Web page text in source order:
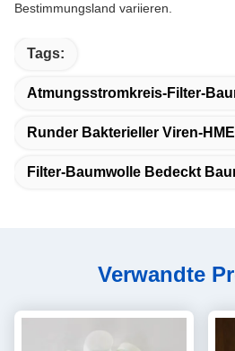
Bestimmungsland variieren.
Tags:
Atmungsstromkreis-Filter-
Runder Bakterieller Viren-
Filter-Baumwolle Bedeckt
Verwandte